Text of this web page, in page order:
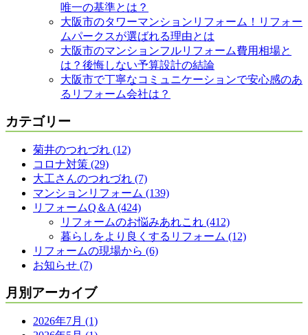
唯一の基準とは？
大阪市のタワーマンションリフォーム！リフォー
ムパークスが選ばれる理由とは
大阪市のマンションフルリフォーム費用相場と
は？後悔しない予算設計の結論
大阪市で丁寧なコミュニケーションで安心感のあ
るリフォーム会社は？
カテゴリー
菊井のつれづれ (12)
コロナ対策 (29)
大工さんのつれづれ (7)
マンションリフォーム (139)
リフォームQ＆A (424)
リフォームのお悩みあれこれ (412)
暮らしをより良くするリフォーム (12)
リフォームの現場から (6)
お知らせ (7)
月別アーカイブ
2026年7月 (1)